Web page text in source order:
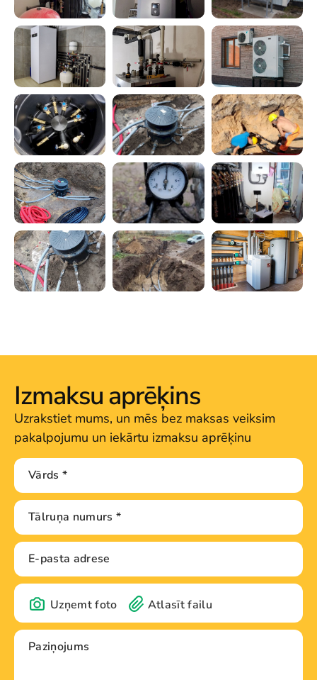
Izmaksu aprēķins
Uzrakstiet mums, un mēs bez maksas veiksim
pakalpojumu un iekārtu izmaksu aprēķinu
Uzņemt foto Atlasīt failu